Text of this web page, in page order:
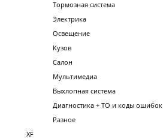
Тормозная система
Электрика
Освещение
Кузов
Салон
Мультимедиа
Выхлопная система
Диагностика + ТО и коды ошибок
Разное
XF